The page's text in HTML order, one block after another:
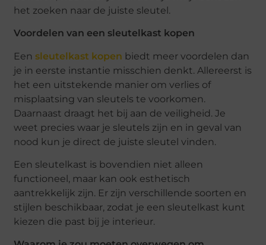
het zoeken naar de juiste sleutel.
Voordelen van een sleutelkast kopen
Eensleutelkast kopen biedt meer voordelen dan
je in eerste instantie misschien denkt. Allereerst is
het een uitstekende manier om verlies of
misplaatsing van sleutels te voorkomen.
Daarnaast draagt het bij aan de veiligheid. Je
weet precies waar je sleutels zijn en in geval van
nood kun je direct de juiste sleutel vinden.
Een sleutelkast is bovendien niet alleen
functioneel, maar kan ook esthetisch
aantrekkelijk zijn. Er zijn verschillende soorten en
stijlen beschikbaar, zodat je een sleutelkast kunt
kiezen die past bij je interieur.